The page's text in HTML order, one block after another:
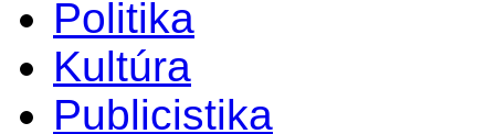
Politika
Kultúra
Publicistika